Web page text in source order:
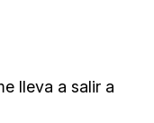
lleva a salir a